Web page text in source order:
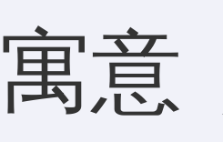
寓意